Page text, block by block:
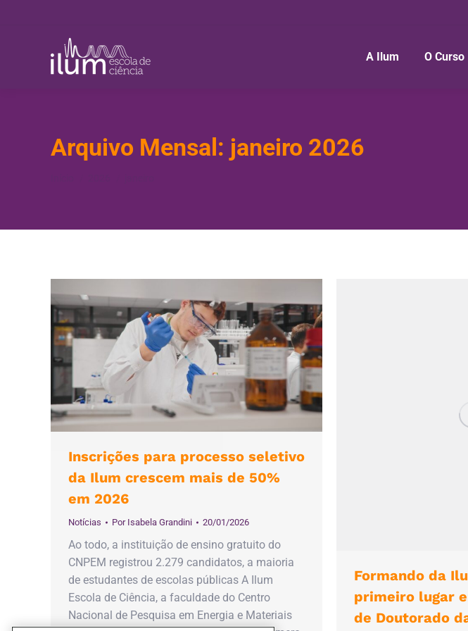
A Ilum O Curso
Arquivo Mensal: janeiro 2026
Inscrições para processo seletivo
da Ilum crescem mais de 50%
em 2026
Notícias Por Isabela Grandini 20/01/2026
Ao todo, a instituição de ensino gratuito do
CNPEM registrou 2.279 candidatos, a maioria
de estudantes de escolas públicas A Ilum
Escola de Ciência, a faculdade do Centro
Nacional de Pesquisa em Energia e Materiais
Formando da
primeiro lugar
de Doutorado